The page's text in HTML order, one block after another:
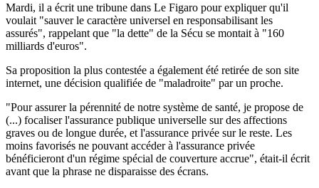
Mardi, il a écrit une tribune dans Le Figaro pour expliquer qu'il
voulait "sauver le caractère universel en responsabilisant les
assurés", rappelant que "la dette" de la Sécu se montait à "160
milliards d'euros".
Sa proposition la plus contestée a également été retirée de son site
internet, une décision qualifiée de "maladroite" par un proche.
"Pour assurer la pérennité de notre système de santé, je propose de
(...) focaliser l'assurance publique universelle sur des affections
graves ou de longue durée, et l'assurance privée sur le reste. Les
moins favorisés ne pouvant accéder à l'assurance privée
bénéficieront d'un régime spécial de couverture accrue", était-il écrit
avant que la phrase ne disparaisse des écrans.